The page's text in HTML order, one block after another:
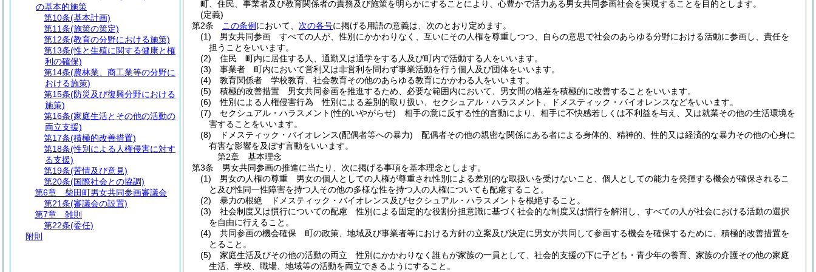
町、住民、事業者及び教育関係者の責務及び施策を明らかにすることにより、心豊かで活力ある男女共同参画社会を実現することを目的とします。
(定義)
第2条
この条例 において、 次の各号に掲げる用語の意義は、次のとおり定めます。
(1)
男女共同参画 すべての人が、性別にかかわりなく、互いにその人権を尊重しつつ、自らの意思で社会のあらゆる分野における活動に参画し、責任を
担うことをいいます。
(2)
住民 町内に居住する人、通勤又は通学をする人及び町内で活動する人をいいます。
(3)
事業者 町内において営利又は非営利を問わず事業活動を行う個人及び団体をいいます。
(4)
教育関係者 学校教育、社会教育その他のあらゆる教育にかかわる人をいいます。
(5)
積極的改善措置 男女共同参画を推進するため、必要な範囲内において、男女間の格差を積極的に改善することをいいます。
(6)
性別による人権侵害行為 性別による差別的取り扱い、セクシュアル・ハラスメント、ドメスティック・バイオレンスなどをいいます。
(7)
セクシュアル・ハラスメント(性的いやがらせ) 相手の意に反する性的言動により、相手に不快感若しくは不利益を与え、又は就業その他の生活環境を
害することをいいます。
(8)
ドメスティック・バイオレンス(配偶者等への暴力) 配偶者その他の親密な関係にある者による身体的、精神的、性的又は経済的な暴力その他の心身に
有害な影響を及ぼす言動をいいます。
第2章
基本理念
第3条
男女共同参画の推進に当たり、次に掲げる事項を基本理念とします。
(1)
男女の人権の尊重 男女の個人としての人権が尊重され性別による差別的な取扱いを受けないこと、個人としての能力を発揮する機会が確保されるこ
と及び性同一性障害を持つ人その他の多様な性を持つ人の人権についても配慮すること。
(2)
暴力の根絶 ドメスティック・バイオレンス及びセクシュアル・ハラスメントを根絶すること。
(3)
社会制度又は慣行についての配慮 性別による固定的な役割分担意識に基づく社会的な制度又は慣行を解消し、すべての人が社会における活動の選択
を自由に行えること。
(4)
共同参画の機会確保 町の政策、地域及び事業者等における方針の立案及び決定に男女が共同して参画する機会を確保するために、積極的改善措置を
とること。
(5)
家庭生活及びその他の活動の両立 性別にかかわりなく誰もが家族の一員として、社会的支援の下に子ども・青少年の養育、家族の介護その他の家庭
生活、学校、職場、地域等の活動を両立できるようにすること。
の基本的施策
第10条(基本計画)
第11条(施策の策定)
第12条(教育の分野における施策)
第13条(性と生殖に関する健康と権
利の確保)
第14条(農林業、商工業等の分野に
おける施策)
第15条(防災及び復興分野における
施策)
第16条(家庭生活とその他の活動の
両立支援)
第17条(積極的改善措置)
第18条(性別による人権侵害に対す
る支援)
第19条(苦情及び意見)
第20条(国際社会との協調)
第6章
柴田町男女共同参画審議会
第21条(審議会の設置)
第7章
雑則
第22条(委任)
附則